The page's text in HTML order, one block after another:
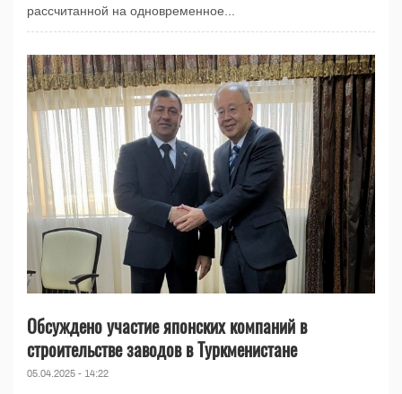
рассчитанной на одновременное...
Обсуждено участие японских компаний в
строительстве заводов в Туркменистане
05.04.2025 - 14:22